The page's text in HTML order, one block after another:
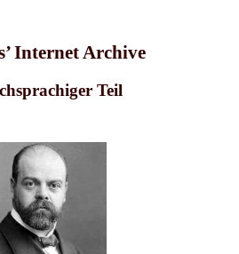
Internet Archive
Teil